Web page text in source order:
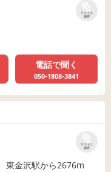
リストに
保存
電話で聞く
050-1808-3841
リストに
保存
東金沢駅から2676m